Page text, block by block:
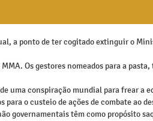
a ponto de ter cogitado extinguir o
Os gestores nomeados para a pasta,
uma conspiração mundial para frear a
para o custeio de ações de combate ao
governamentais têm como propósito